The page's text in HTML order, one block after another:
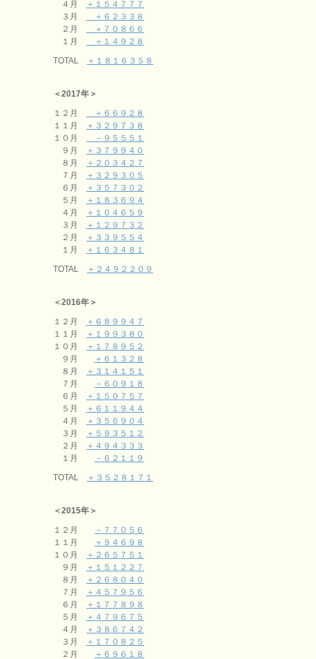
４月
＋１５４７７７
３月
＋６２３３８
２月
＋７０８６６
１月
＋１４９２８
TOTAL
＋１８１６３５８
＜2017年＞
１２月
＋６６９２８
１１月
＋３２９７３８
１０月
－９５５５１
９月
＋３７９９４０
８月
＋２０３４２７
７月
＋３２９３０５
６月
＋３５７３０２
５月
＋１８３６９４
４月
＋１０４６５９
３月
＋１２９７３２
２月
＋３３９５５４
１月
＋１６３４８１
TOTAL
＋２４９２２０９
＜2016年＞
１２月
＋６８９９４７
１１月
＋１９９３８０
１０月
＋１７８９５２
９月
＋６１３２８
８月
＋３１４１５１
７月
－６０９１８
６月
＋１５０７５７
５月
＋６１１９４４
４月
＋３５６９０４
３月
＋５９３５１２
２月
＋４９４３３３
１月
－６２１１９
TOTAL
＋３５２８１７１
＜2015年＞
１２月
－７７０５６
１１月
＋９４６９８
１０月
＋２６５７５１
９月
＋１５１２２７
８月
＋２６８０４０
７月
＋４５７９５６
６月
＋１７７８９８
５月
＋４７９６７５
４月
＋３８６７４２
３月
＋１７０８２５
２月
＋６９６１８